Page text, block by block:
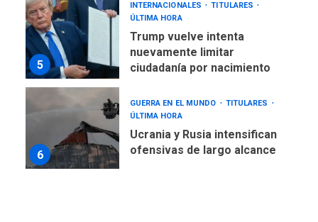
5
INTERNACIONALES
TITULARES
ÚLTIMA HORA
Trump vuelve intenta
nuevamente limitar
ciudadanía por nacimiento
6
GUERRA EN EL MUNDO
TITULARES
ÚLTIMA HORA
Ucrania y Rusia intensifican
ofensivas de largo alcance